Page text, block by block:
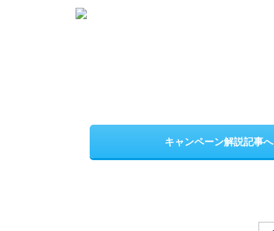
キャンペーン解説記事へ